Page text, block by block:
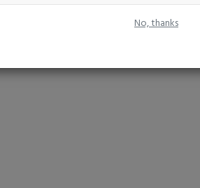
No, thanks